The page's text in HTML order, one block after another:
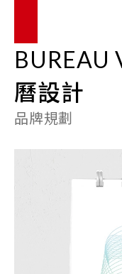
BUREAU
曆設計
品牌規劃